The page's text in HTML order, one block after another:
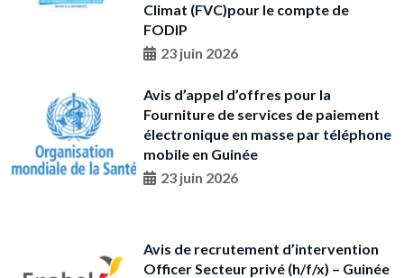
Climat (FVC)pour le compte de
FODIP
23 juin 2026
Avis d’appel d’offres pour la
Fourniture de services de paiement
électronique en masse par téléphone
mobile en Guinée
23 juin 2026
Avis de recrutement d’intervention
Officer Secteur privé (h/f/x) – Guinée